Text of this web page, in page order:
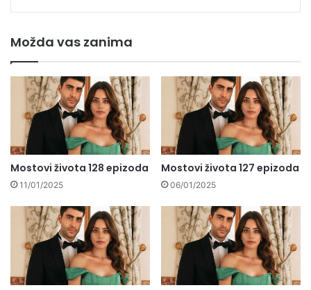
Možda vas zanima
Mostovi života 128 epizoda
11/01/2025
Mostovi života 127 epizoda
06/01/2025